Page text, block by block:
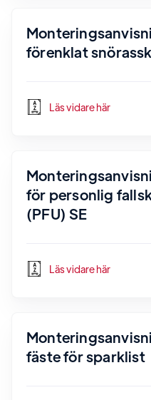
förenklat
Läs vidare här
för personlig
(PFU) SE
Läs vidare här
fäste för sparklist